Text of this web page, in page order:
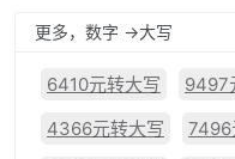
更多，数字 ->大写
6410元转大写 9497
4366元转大写
7496